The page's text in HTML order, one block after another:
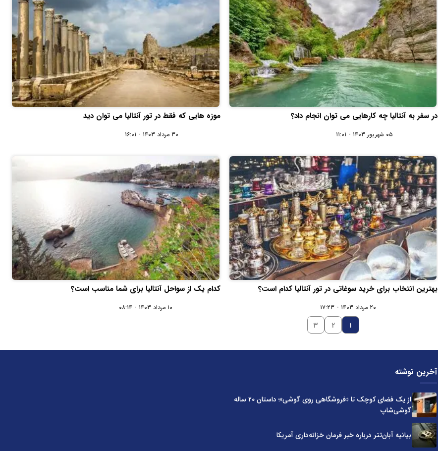
در سفر به آنتالیا چه کارهایی می‌ توان انجام داد؟
۰۵ شهریور ۱۴۰۳ - ۱۱:۰۱
موزه ‌هایی که فقط در تور آنتالیا می ‌توان دید
۳۰ مرداد ۱۴۰۳ - ۱۶:۰۱
بهترین انتخاب برای خرید سوغاتی در تور آنتالیا کدام است؟
۲۰ مرداد ۱۴۰۳ - ۱۷:۲۳
کدام یک از سواحل آنتالیا برای شما مناسب است؟
۱۰ مرداد ۱۴۰۳ - ۰۸:۱۴
۱ ۲ ۳
آخرین نوشته
از یک فضای کوچک تا «فروشگاهی روی گوشی»؛ داستان ۲۰ ساله
گوشی‌شاپ
بیانیه آبان‌تتر درباره خبر فرمان خزانه‌داری آمریکا